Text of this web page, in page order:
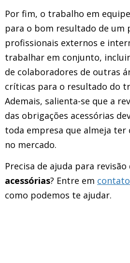
Por fim, o trabalho em
para o bom resultado de um
profissionais externos e
trabalhar em conjunto,
de colaboradores de outras
críticas para o resultado do
Ademais, salienta-se que a
das obrigações acessórias
toda empresa que almeja
no mercado.
Precisa de ajuda para revisão
acessórias? Entre em
como podemos te ajudar.